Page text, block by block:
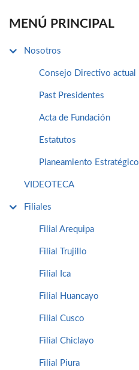
MENÚ PRINCIPAL
Nosotros
Consejo Directivo actual
Past Presidentes
Acta de Fundación
Estatutos
Planeamiento Estratégico
VIDEOTECA
Filiales
Filial Arequipa
Filial Trujillo
Filial Ica
Filial Huancayo
Filial Cusco
Filial Chiclayo
Filial Piura